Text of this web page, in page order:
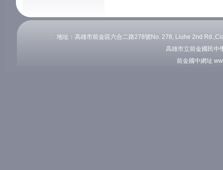
:::
地址：高雄市前金區六合二路278號No. 278, Liuhe 2nd
高雄市立前金國民中
前金國中網址